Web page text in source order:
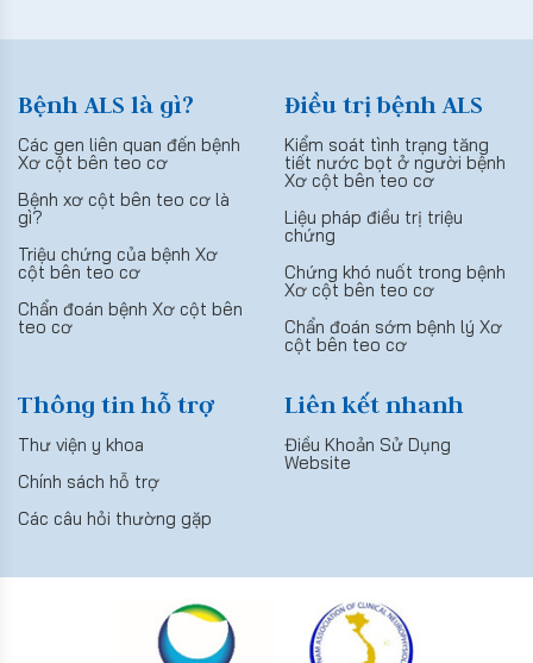
Bệnh ALS là gì?
Các gen liên quan đến bệnh
Xơ cột bên teo cơ
Bệnh xơ cột bên teo cơ là
gì?
Triệu chứng của bệnh Xơ
cột bên teo cơ
Chẩn đoán bệnh Xơ cột bên
teo cơ
Điều trị bệnh ALS
Kiểm soát tình trạng tăng
tiết nước bọt ở người bệnh
Xơ cột bên teo cơ
Liệu pháp điều trị triệu
chứng
Chứng khó nuốt trong bệnh
Xơ cột bên teo cơ
Chẩn đoán sớm bệnh lý Xơ
cột bên teo cơ
Thông tin hỗ trợ
Thư viện y khoa
Chính sách hỗ trợ
Các câu hỏi thường gặp
Liên kết nhanh
Điều Khoản Sử Dụng
Website